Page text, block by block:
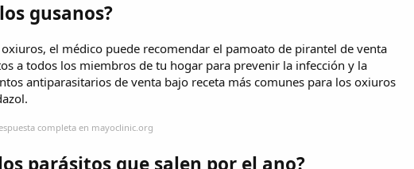
gusanos?
el médico puede recomendar el pamoato de pirantel de venta
a todos los miembros de tu hogar para prevenir la infección y la
antiparasitarios de venta bajo receta más comunes para los oxiuros
completa en mayoclinic.org
parásitos que salen por el ano?